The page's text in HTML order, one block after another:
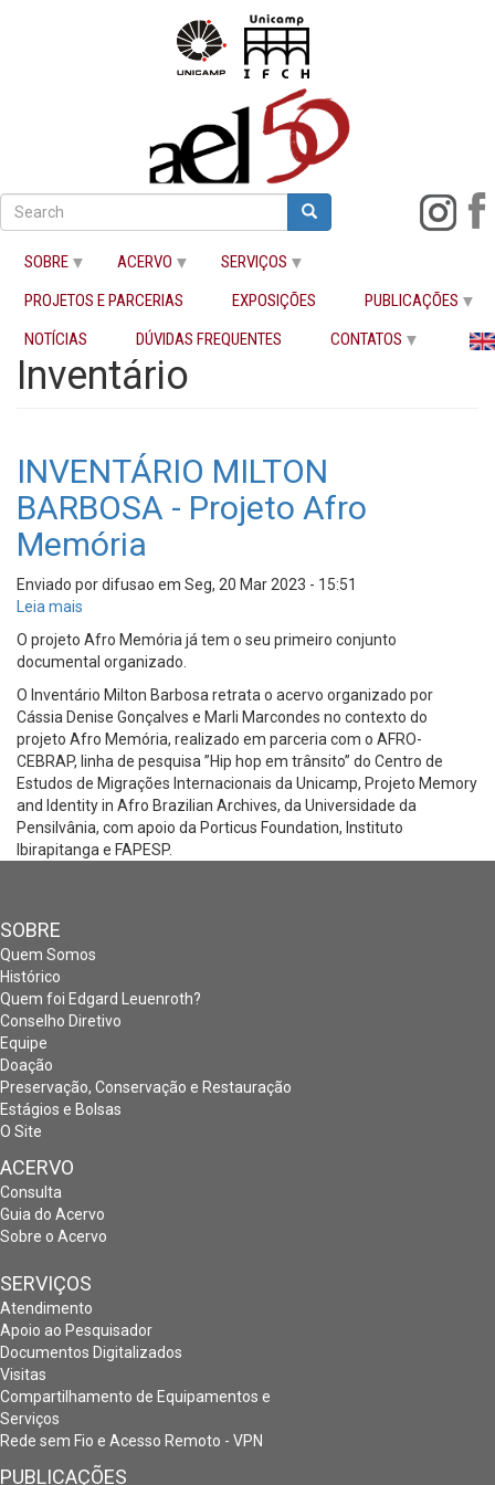
para
principal
Buscar
Search Search
SOBRE ACERVO
SERVIÇOS
PROJETOS E PARCERIAS
EXPOSIÇÕES
PUBLICAÇÕES
NOTÍCIAS
DÚVIDAS FREQUENTES CONTATOS
Inventário
INVENTÁRIO MILTON
BARBOSA - Projeto Afro
Memória
Enviado pordifusao em Seg, 20 Mar 2023 - 15:51
Leia mais
MILTON
BARBOSA
-
Projeto
Afro
Memória
O projeto Afro Memória já tem o seu primeiro conjunto
documental organizado.
O Inventário Milton Barbosa retrata o acervo organizado por
Cássia Denise Gonçalves e Marli Marcondes no contexto do
projeto Afro Memória, realizado em parceria com o AFRO-
CEBRAP, linha de pesquisa ”Hip hop em trânsito” do Centro de
Estudos de Migrações Internacionais da Unicamp, Projeto Memory
and Identity in Afro Brazilian Archives, da Universidade da
Pensilvânia, com apoio da Porticus Foundation, Instituto
Ibirapitanga e FAPESP.
SOBRE
Quem Somos
Histórico
Quem foi Edgard Leuenroth?
Conselho Diretivo
Equipe
Doação
Preservação, Conservação e Restauração
Estágios e Bolsas
O Site
ACERVO
Consulta
Guia do Acervo
Sobre o Acervo
SERVIÇOS
Atendimento
Apoio ao Pesquisador
Documentos Digitalizados
Visitas
Compartilhamento de Equipamentos e
Serviços
Rede sem Fio e Acesso Remoto - VPN
PUBLICAÇÕES